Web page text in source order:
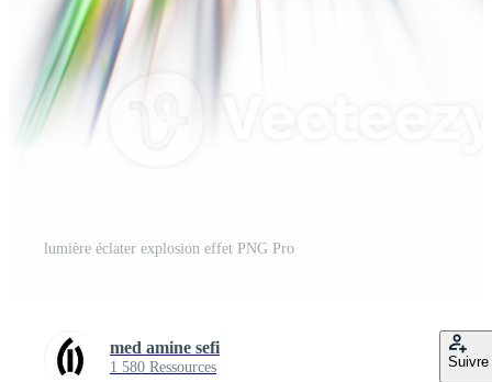
lumière éclater explosion effet PNG Pro
med amine sefi
1 580 Ressources Suivre